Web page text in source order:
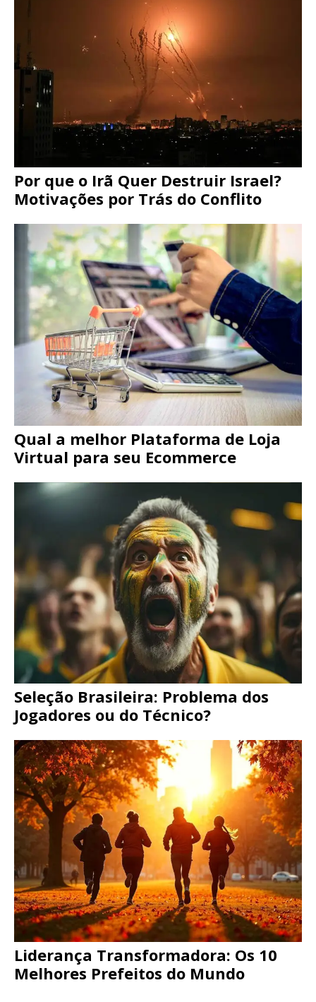
Por que o Irã Quer Destruir Israel?
Motivações por Trás do Conflito
Qual a melhor Plataforma de Loja
Virtual para seu Ecommerce
Seleção Brasileira: Problema dos
Jogadores ou do Técnico?
Liderança Transformadora: Os 10
Melhores Prefeitos do Mundo